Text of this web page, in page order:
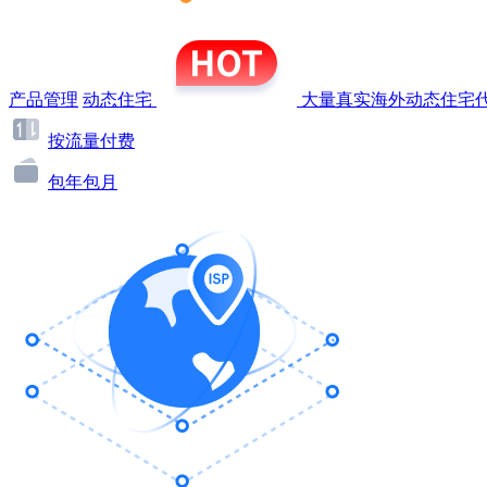
产品管理 动态住宅 大量真实海外动态住宅
按流量付费
包年包月